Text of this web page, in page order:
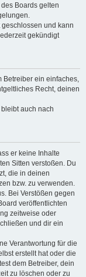
Boards gelten
und kann
gekündigt
Betreiber ein einfaches,
Recht, deinen
auch nach
er keine Inhalte
Sitten verstoßen. Du
die in deinen
bzw. zu verwenden.
Bei Verstößen gegen
veröffentlichten
zeitweise oder
und dir ein
Verantwortung für die
erstellt hat oder die
dem Betreiber, dein
zu löschen oder zu